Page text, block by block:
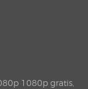
1080p gratis,